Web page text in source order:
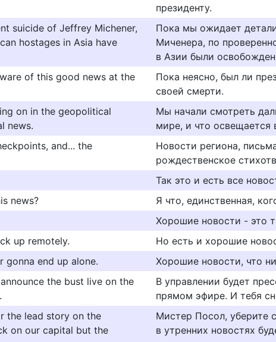
президенту.
suicide of Jeffrey Michener,
hostages in Asia have
Пока мы ожидает
Миченера, по
в Азии были
of this good news at the
Пока неясно, был ли
своей смерти.
on in the geopolitical
news.
Мы начали смотреть
мире, и что
and... the
Новости региона,
рождественское
Так это и есть все
news?
Я что, единственная,
Хорошие новости - это
up remotely.
Но есть и хорошие
gonna end up alone.
Хорошие новости, что
the bust live on the
В управлении будет
прямом эфире. И тебя
the lead story on the
on our capital but the
Мистер Посол, уберите
в утренних новостях